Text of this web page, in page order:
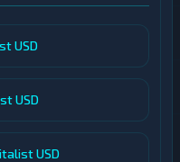
USD
USD
USD